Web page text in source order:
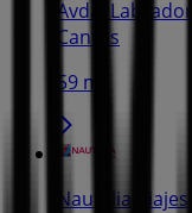
Avda.
Cantos
59 m
Nautalia Viajes